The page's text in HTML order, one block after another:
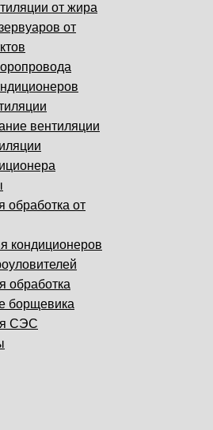
от жира
от
вентиляции
обработка от
кондиционеров
обработка
борщевика
СЭС